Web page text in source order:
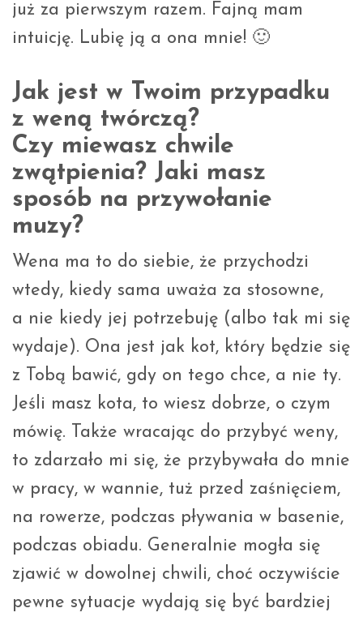
już za pierwszym razem. Fajną mam
intuicję. Lubię ją a ona mnie! 🙂
Jak jest w Twoim przypadku
z weną twórczą?
Czy miewasz chwile
zwątpienia? Jaki masz
sposób na przywołanie
muzy?
Wena ma to do siebie, że przychodzi
wtedy, kiedy sama uważa za stosowne,
a nie kiedy jej potrzebuję (albo tak mi się
wydaje). Ona jest jak kot, który będzie się
z Tobą bawić, gdy on tego chce, a nie ty.
Jeśli masz kota, to wiesz dobrze, o czym
mówię. Także wracając do przybyć weny,
to zdarzało mi się, że przybywała do mnie
w pracy, w wannie, tuż przed zaśnięciem,
na rowerze, podczas pływania w basenie,
podczas obiadu. Generalnie mogła się
zjawić w dowolnej chwili, choć oczywiście
pewne sytuacje wydają się być bardziej